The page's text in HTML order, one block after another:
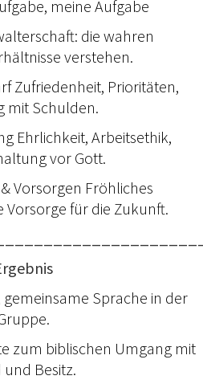
meine Aufgabe
die wahren
verstehen.
Zufriedenheit, Prioritäten,
mit Schulden.
Ehrlichkeit, Arbeitsethik,
vor Gott.
Vorsorgen Fröhliches
Vorsorge für die Zukunft.
gemeinsame Sprache in der
zum biblischen Umgang mit
und Besitz.